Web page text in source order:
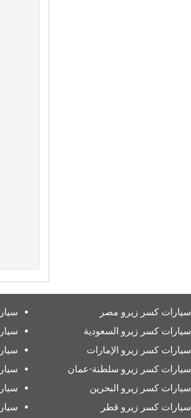
سيارات كسر زيرو مصر
سيارات كسر زيرو السعودية
سيارات كسر زيرو الإمارات
سيارات كسر زيرو سلطنة-عمان
سيارات كسر زيرو البحرين
سيارات كسر زيرو قطر